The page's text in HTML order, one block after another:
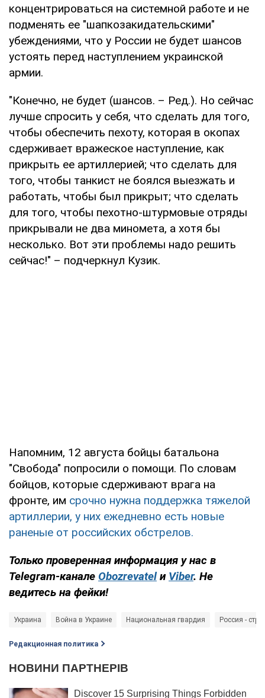
концентрироваться на системной работе и не
подменять ее "шапкозакидательскими"
убеждениями, что у России не будет шансов
устоять перед наступлением украинской
армии.
"Конечно, не будет (шансов. – Ред.). Но сейчас
лучше спросить у себя, что сделать для того,
чтобы обеспечить пехоту, которая в окопах
сдерживает вражеское наступление, как
прикрыть ее артиллерией; что сделать для
того, чтобы танкист не боялся выезжать и
работать, чтобы был прикрыт; что сделать
для того, чтобы пехотно-штурмовые отряды
прикрывали не два миномета, а хотя бы
несколько. Вот эти проблемы надо решить
сейчас!" – подчеркнул Кузик.
Напомним, 12 августа бойцы батальона
"Свобода" попросили о помощи. По словам
бойцов, которые сдерживают врага на
фронте, им срочно нужна поддержка тяжелой
артиллерии, у них ежедневно есть новые
раненые от российских обстрелов.
Только проверенная информация у нас в
Telegram-канале Obozrevatel и Viber. Не
ведитесь на фейки!
Украина Война в Украине Национальная гвардия Россия -
Редакционная политика